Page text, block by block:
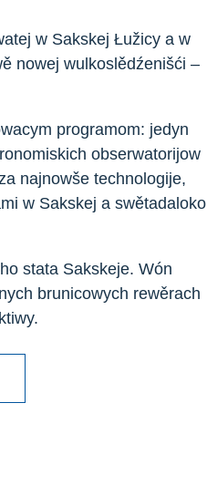
w Sakskej Łužicy a w
nowej wulkoslědźenišći –
programom: jedyn
obserwatorijow
najnowše technologije,
w Sakskej a swětadaloko
stata Sakskeje. Wón
brunicowych rewěrach